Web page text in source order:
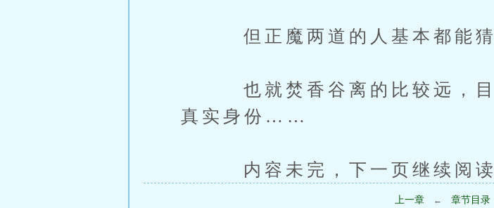
但正魔两道的人基本都能猜
也就焚香谷离的比较远，目
真实身份……
内容未完，下一页继续阅读
上一章 ← 章节目录